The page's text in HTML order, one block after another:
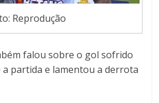
Reprodução
falou sobre o gol sofrido
partida e lamentou a derrota